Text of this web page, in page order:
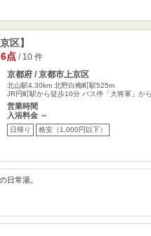
区】
点/ 10 件
京都府 / 京都市上京区
北山駅4.30km 北野白梅町駅525m
JR円町駅から徒歩10分 バス停「大将軍」か
営業時間
入浴料金 ～
日帰り 格安（1,000円以下）
日常湯。